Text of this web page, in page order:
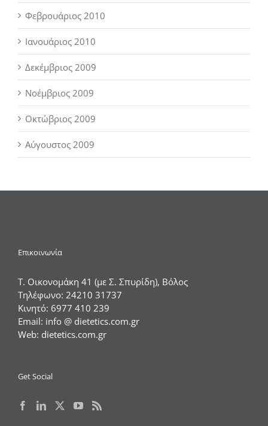
Φεβρουάριος 2010
Ιανουάριος 2010
Δεκέμβριος 2009
Νοέμβριος 2009
Οκτώβριος 2009
Αύγουστος 2009
Επικοινωνία
Τ. Οικονομάκη 41 (με Σ. Σπυρίδη), Βόλος
Τηλέφωνο: 24210 31737
Κινητό: 6977 410 239
Email: info @ dietetics.com.gr
Web: dietetics.com.gr
Get Social